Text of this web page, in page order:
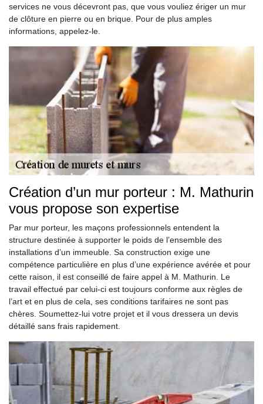
services ne vous décevront pas, que vous vouliez ériger un mur
de clôture en pierre ou en brique. Pour de plus amples
informations, appelez-le.
Création d’un mur porteur : M. Mathurin
vous propose son expertise
Par mur porteur, les maçons professionnels entendent la
structure destinée à supporter le poids de l’ensemble des
installations d’un immeuble. Sa construction exige une
compétence particulière en plus d’une expérience avérée et pour
cette raison, il est conseillé de faire appel à M. Mathurin. Le
travail effectué par celui-ci est toujours conforme aux règles de
l’art et en plus de cela, ses conditions tarifaires ne sont pas
chères. Soumettez-lui votre projet et il vous dressera un devis
détaillé sans frais rapidement.